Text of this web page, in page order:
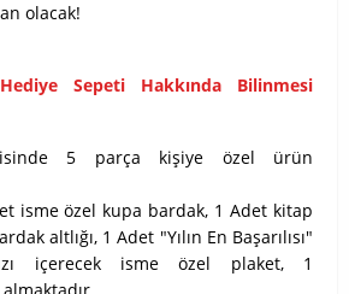
olacak!
Sepeti Hakkında Bilinmesi
5 parça kişiye özel ürün
isme özel kupa bardak, 1 Adet kitap
altlığı, 1 Adet "Yılın En Başarılısı"
içerecek isme özel plaket, 1